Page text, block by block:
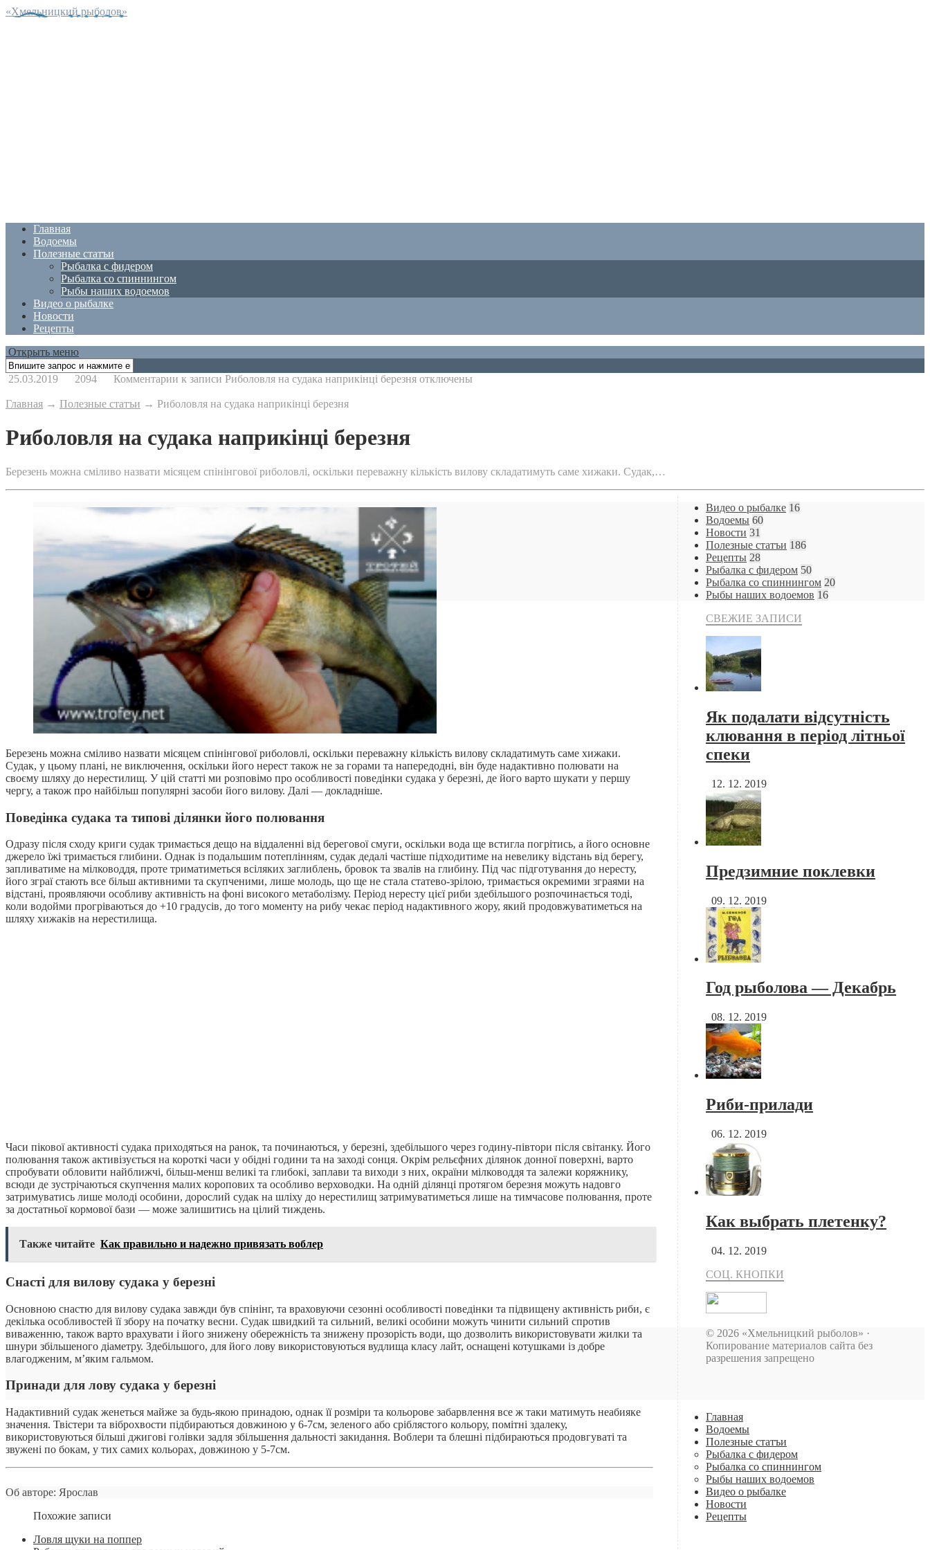
«Хмельницкий рыболов»
Главная
Водоемы
Полезные статъи
Рыбалка с фидером
Рыбалка со спиннингом
Рыбы наших водоемов
Видео о рыбалке
Новости
Рецепты
Открыть меню
25.03.2019 2094 Комментарии к записи Риболовля на судака наприкінці березня отключены
Главная → Полезные статъи → Риболовля на судака наприкінці березня
Риболовля на судака наприкінці березня
Березень можна сміливо назвати місяцем спінінгової риболовлі, оскільки переважну кількість вилову складатимуть саме хижаки. Судак,…
Березень можна сміливо назвати місяцем спінінгової риболовлі, оскільки переважну кількість вилову складатимуть саме хижаки.
Судак, у цьому плані, не виключення, оскільки його нерест також не за горами та напередодні, він буде надактивно полювати на
своєму шляху до нерестилищ. У цій статті ми розповімо про особливості поведінки судака у березні, де його варто шукати у першу
чергу, а також про найбільш популярні засоби його вилову. Далі — докладніше.
Поведінка судака та типові ділянки його полювання
Одразу після сходу криги судак тримається дещо на віддаленні від берегової смуги, оскільки вода ще встигла погрітись, а його основне
джерело їжі тримається глибини. Однак із подальшим потеплінням, судак дедалі частіше підходитиме на невелику відстань від берегу,
запливатиме на мілководдя, проте триматиметься всіляких заглиблень, бровок та звалів на глибину. Під час підготування до нересту,
його зграї стають все більш активними та скупченими, лише молодь, що ще не стала статево-зрілою, тримається окремими зграями на
відстані, проявляючи особливу активність на фоні високого метаболізму. Період нересту цієї риби здебільшого розпочинається тоді,
коли водойми прогріваються до +10 градусів, до того моменту на рибу чекає період надактивного жору, який продовжуватиметься на
шляху хижаків на нерестилища.
Часи пікової активності судака приходяться на ранок, та починаються, у березні, здебільшого через годину-півтори після світанку. Його
полювання також активізується на короткі часи у обідні години та на заході сонця. Окрім рельєфних ділянок донної поверхні, варто
спробувати обловити найближчі, більш-менш великі та глибокі, заплави та виходи з них, окраїни мілководдя та залежи коряжнику,
всюди де зустрічаються скупчення малих коропових та особливо верховодки. На одній ділянці протягом березня можуть надовго
затримуватись лише молоді особини, дорослий судак на шліху до нерестилищ затримуватиметься лише на тимчасове полювання, проте
за достатньої кормової бази — може залишитись на цілий тиждень.
Также читайте Как правильно и надежно привязать воблер
Снасті для вилову судака у березні
Основною снастю для вилову судака завжди був спінінг, та враховуючи сезонні особливості поведінки та підвищену активність риби, є
декілька особливостей її збору на початку весни. Судак швидкий та сильний, великі особини можуть чинити сильний спротив
виваженню, також варто врахувати і його знижену обережність та знижену прозорість води, що дозволить використовувати жилки та
шнури збільшеного діаметру. Здебільшого, для його лову використовуються вудлища класу лайт, оснащені котушками із добре
влагодженим, м’яким гальмом.
Принади для лову судака у березні
Надактивний судак женеться майже за будь-якою принадою, однак її розміри та кольорове забарвлення все ж таки матимуть неабияке
значення. Твістери та віброхвости підбираються довжиною у 6-7см, зеленого або сріблястого кольору, помітні здалеку,
використовуються більші джигові голівки задля збільшення дальності закидання. Воблери та блешні підбираються продовгуваті та
звужені по бокам, у тих самих кольорах, довжиною у 5-7см.
Об авторе: Ярослав
Похожие записи
Ловля щуки на поппер
Видео о рыбалке 16
Водоемы 60
Новости 31
Полезные статъи 186
Рецепты 28
Рыбалка с фидером 50
Рыбалка со спиннингом 20
Рыбы наших водоемов 16
СВЕЖИЕ ЗАПИСИ
Як подалати відсутність
клювання в період літньої
спеки
12. 12. 2019
Предзимние поклевки
09. 12. 2019
Год рыболова — Декабрь
08. 12. 2019
Риби-прилади
06. 12. 2019
Как выбрать плетенку?
04. 12. 2019
СОЦ. КНОПКИ
© 2026 «Хмельницкий рыболов» ·
Копирование материалов сайта без
разрешения запрещено
Главная
Водоемы
Полезные статъи
Рыбалка с фидером
Рыбалка со спиннингом
Рыбы наших водоемов
Видео о рыбалке
Новости
Рецепты